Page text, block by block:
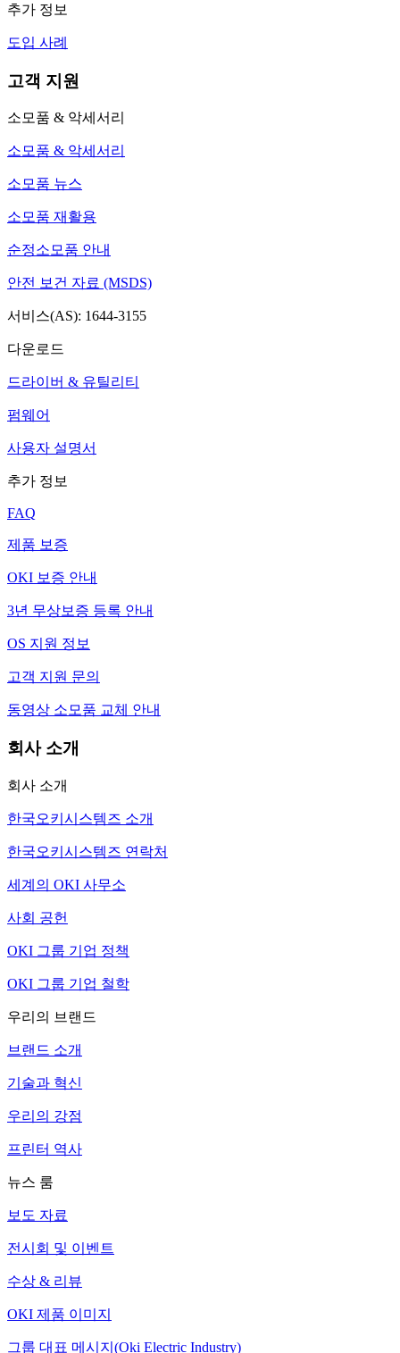
추가 정보
도입 사례
고객 지원
소모품 & 악세서리
소모품 & 악세서리
소모품 뉴스
소모품 재활용
순정소모품 안내
안전 보건 자료 (MSDS)
서비스(AS): 1644-3155
다운로드
드라이버 & 유틸리티
펌웨어
사용자 설명서
추가 정보
FAQ
제품 보증
OKI 보증 안내
3년 무상보증 등록 안내
OS 지원 정보
고객 지원 문의
동영상 소모품 교체 안내
회사 소개
회사 소개
한국오키시스템즈 소개
한국오키시스템즈 연락처
세계의 OKI 사무소
사회 공헌
OKI 그룹 기업 정책
OKI 그룹 기업 철학
우리의 브랜드
브랜드 소개
기술과 혁신
우리의 강점
프린터 역사
뉴스 룸
보도 자료
전시회 및 이벤트
수상 & 리뷰
OKI 제품 이미지
그룹 대표 메시지(Oki Electric Industry)